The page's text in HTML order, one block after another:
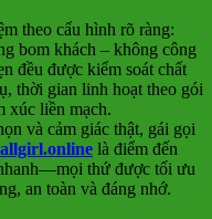
theo cấu hình rõ ràng:
bom khách – không công
đều được kiểm soát chất
thời gian linh hoạt theo gói
xúc liền mạch.
và cảm giác thật, gái gọi
là điểm đến
thứ được tối ưu
an toàn và đáng nhớ.